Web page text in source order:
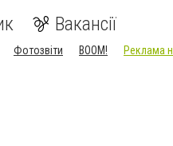
Вакансії
Фотозвіти BOOM! Реклама